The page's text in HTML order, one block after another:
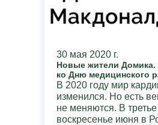
30 мая 2020 г.
Новые жители
ко Дню медицинского
В 2020 году мир
изменился. Но есть
не меняются. В третье
воскресенье июня в